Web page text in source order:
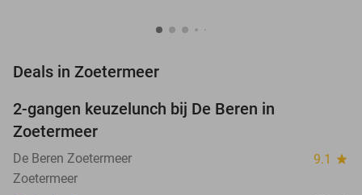
Deals in Zoetermeer
NEW
TODAY
2-gangen keuzelunch bij De Beren in
Zoetermeer
De Beren Zoetermeer 9.1 star
Zoetermeer